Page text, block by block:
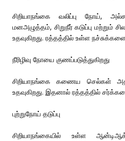
சிறியாநங்கை வலிப்பு நோய்,
மனஅழுத்தம், சிறுநீர் கடுப்பு
உதவுகிறது. ரத்தத்தில் உள்ள
நீரிழிவு நோயை குணப்படுத்துகிறது
சிறியாநங்கை கணைய செல்கள்
உதவுகிறது. இதனால் ரத்தத்தில்
புற்றுநோய் தடுப்பு
சிறியாநங்கையில் உள்ள